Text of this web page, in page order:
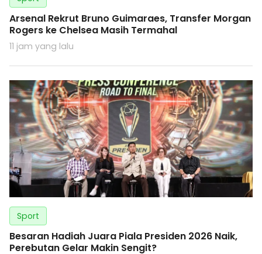
Arsenal Rekrut Bruno Guimaraes, Transfer Morgan
Rogers ke Chelsea Masih Termahal
11 jam yang lalu
Sport
Besaran Hadiah Juara Piala Presiden 2026 Naik,
Perebutan Gelar Makin Sengit?